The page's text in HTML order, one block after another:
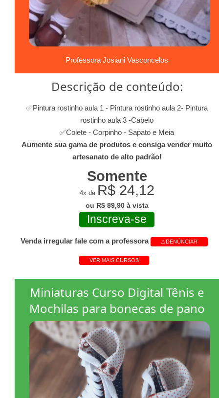
Professora Josiani Vasconcelos
Descrição de conteúdo:
✅Pintura rostinho aula 1 - Pintura rostinho aula 2- Pintura
rostinho aula 3 -Cabelo
✅Colete - Corpinho - Sapato e Meia
Aumente sua gama de produtos e consiga vender muito
artesanato de alto padrão!
Somente
4x de R$ 24,12
ou R$ 89,90 à vista
Inscreva-se
Venda irregular fale com a professora ⚠️DENÚNCIAR
VER MAIS CURSOS
Miniaturas Curso Digital Tênis e
Mochilas para bonecas de pano